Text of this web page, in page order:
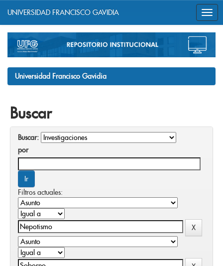
navigation
UNIVERSIDAD FRANCISCO GAVIDIA
Universidad Francisco Gavidia
Buscar
Buscar:
por
Filtros actuales: